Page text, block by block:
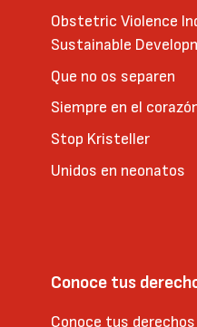
Obstetric Violence
Sustainable
Que no os separen
Siempre en el
Stop Kristeller
Unidos en neonatos
Conoce tus
Conoce tus derechos